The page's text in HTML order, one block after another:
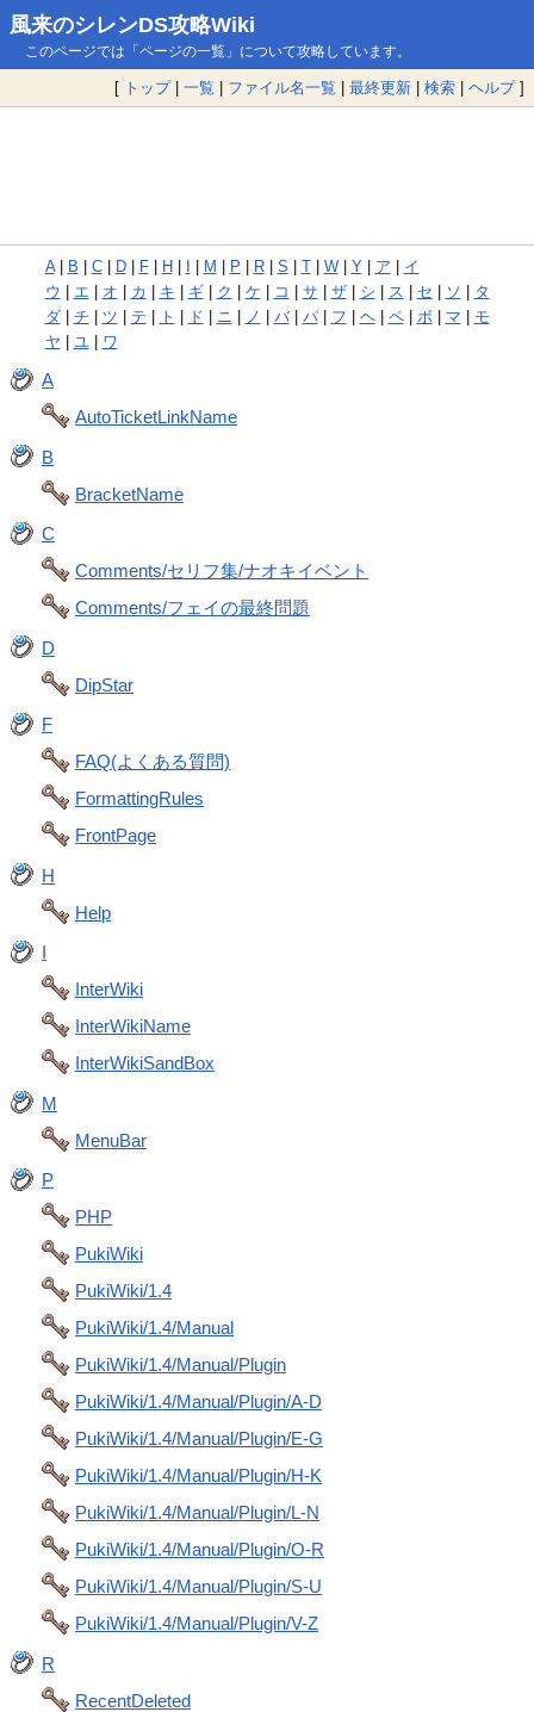
風来のシレンDS攻略Wiki
このページでは「ページの一覧」について攻略しています。
[ トップ| 一覧 | ファイル名一覧 | 最終更新 | 検索 | ヘルプ]
A| B C| D| F| H M P R| S T| W| Y| ア
イ
ウ
エ オ カ キ ギ| ク ケ コ サ| ザ| シ ス セ ソ
タ
ダ| チ ツ テ ト ド ニ ノ バ| パ| フ ヘ| ペ| ボ| マ
モ
ヤ
ユ| ワ
A
AutoTicketLinkName
B
BracketName
C
Comments/セリフ集/ナオキイベント
Comments/フェイの最終問題
D
DipStar
F
FAQ(よくある質問)
FormattingRules
FrontPage
H
Help
I
InterWiki
InterWikiName
InterWikiSandBox
M
MenuBar
P
PHP
PukiWiki
PukiWiki/1.4
PukiWiki/1.4/Manual
PukiWiki/1.4/Manual/Plugin
PukiWiki/1.4/Manual/Plugin/A-D
PukiWiki/1.4/Manual/Plugin/E-G
PukiWiki/1.4/Manual/Plugin/H-K
PukiWiki/1.4/Manual/Plugin/L-N
PukiWiki/1.4/Manual/Plugin/O-R
PukiWiki/1.4/Manual/Plugin/S-U
PukiWiki/1.4/Manual/Plugin/V-Z
R
RecentDeleted